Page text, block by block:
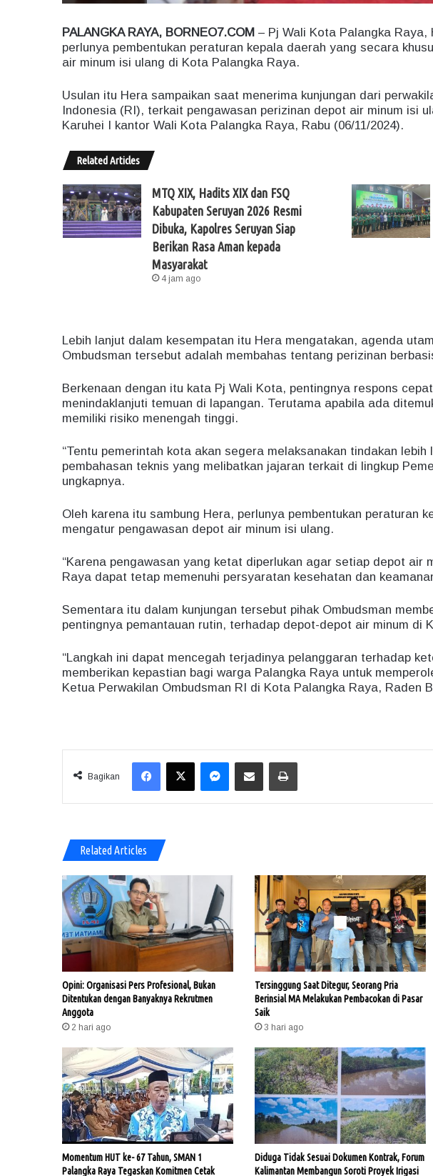
PALANGKA RAYA, BORNEO7.COM – Pj Wali Kota Palangka Raya,
perlunya pembentukan peraturan kepala daerah yang secara
air minum isi ulang di Kota Palangka Raya.
Usulan itu Hera sampaikan saat menerima kunjungan dari
Indonesia (RI), terkait pengawasan perizinan depot air minum isi
Karuhei I kantor Wali Kota Palangka Raya, Rabu (06/11/2024).
Related Articles
MTQ XIX, Hadits XIX dan FSQ
Kabupaten Seruyan 2026 Resmi
Dibuka, Kapolres Seruyan Siap
Berikan Rasa Aman kepada
Masyarakat
4 jam ago
Lebih lanjut dalam kesempatan itu Hera mengatakan, agenda
Ombudsman tersebut adalah membahas tentang perizinan
Berkenaan dengan itu kata Pj Wali Kota, pentingnya respons
menindaklanjuti temuan di lapangan. Terutama apabila ada
memiliki risiko menengah tinggi.
“Tentu pemerintah kota akan segera melaksanakan tindakan lebih
pembahasan teknis yang melibatkan jajaran terkait di lingkup
ungkapnya.
Oleh karena itu sambung Hera, perlunya pembentukan peraturan
mengatur pengawasan depot air minum isi ulang.
“Karena pengawasan yang ketat diperlukan agar setiap depot air
Raya dapat tetap memenuhi persyaratan kesehatan dan
Sementara itu dalam kunjungan tersebut pihak Ombudsman
pentingnya pemantauan rutin, terhadap depot-depot air minum di
“Langkah ini dapat mencegah terjadinya pelanggaran terhadap
memberikan kepastian bagi warga Palangka Raya untuk
Ketua Perwakilan Ombudsman RI di Kota Palangka Raya, Raden
Bagikan
X
Related Articles
Opini: Organisasi Pers Profesional, Bukan
Ditentukan dengan Banyaknya Rekrutmen
Anggota
2 hari ago
Tersinggung Saat Ditegur, Seorang Pria
Berinsial MA Melakukan Pembacokan di Pasar
Saik
3 hari ago
Momentum HUT ke- 67 Tahun, SMAN 1
Palangka Raya Tegaskan Komitmen Cetak
Diduga Tidak Sesuai Dokumen Kontrak, Forum
Kalimantan Membangun Soroti Proyek Irigasi